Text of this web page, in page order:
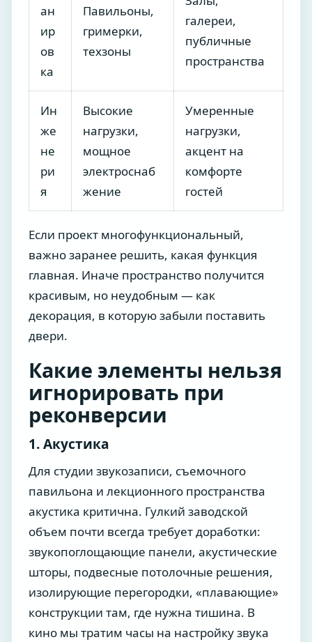
ан
ир
ов
ка
Павильоны,
гримерки,
техзоны
галереи,
публичные
пространства
Ин
же
не
ри
я
Высокие
нагрузки,
мощное
электроснаб
жение
Умеренные
нагрузки,
акцент на
комфорте
гостей
Если проект многофункциональный,
важно заранее решить, какая функция
главная. Иначе пространство получится
красивым, но неудобным — как
декорация, в которую забыли поставить
двери.
Какие элементы нельзя
игнорировать при
реконверсии
1. Акустика
Для студии звукозаписи, съемочного
павильона и лекционного пространства
акустика критична. Гулкий заводской
объем почти всегда требует доработки:
звукопоглощающие панели, акустические
шторы, подвесные потолочные решения,
изолирующие перегородки, «плавающие»
конструкции там, где нужна тишина. В
кино мы тратим часы на настройку звука